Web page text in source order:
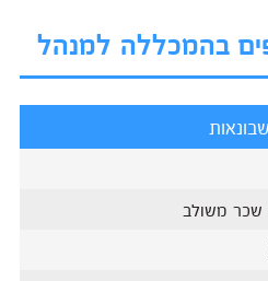
בהמכללה למנהל
שכר משולב